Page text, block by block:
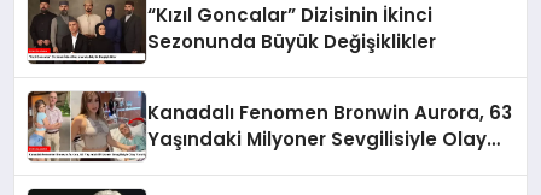
“Kızıl Goncalar” Dizisinin İkinci
Sezonunda Büyük Değişiklikler
Kanadalı Fenomen Bronwin Aurora, 63
Yaşındaki Milyoner Sevgilisiyle Olay